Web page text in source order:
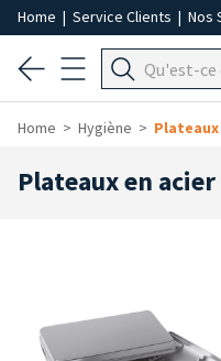
Home | Service Clients | Nos
Home Hygiène
Plateaux en acier